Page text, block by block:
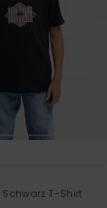
T-Shirt